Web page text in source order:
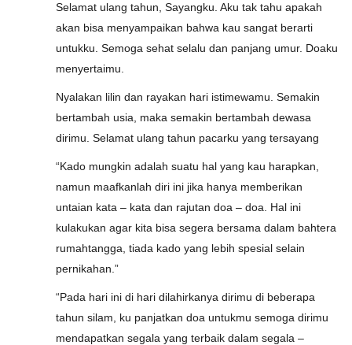
Selamat ulang tahun, Sayangku. Aku tak tahu apakah
akan bisa menyampaikan bahwa kau sangat berarti
untukku. Semoga sehat selalu dan panjang umur. Doaku
menyertaimu.
Nyalakan lilin dan rayakan hari istimewamu. Semakin
bertambah usia, maka semakin bertambah dewasa
dirimu. Selamat ulang tahun pacarku yang tersayang
“Kado mungkin adalah suatu hal yang kau harapkan,
namun maafkanlah diri ini jika hanya memberikan
untaian kata – kata dan rajutan doa – doa. Hal ini
kulakukan agar kita bisa segera bersama dalam bahtera
rumahtangga, tiada kado yang lebih spesial selain
pernikahan.”
“Pada hari ini di hari dilahirkanya dirimu di beberapa
tahun silam, ku panjatkan doa untukmu semoga dirimu
mendapatkan segala yang terbaik dalam segala –